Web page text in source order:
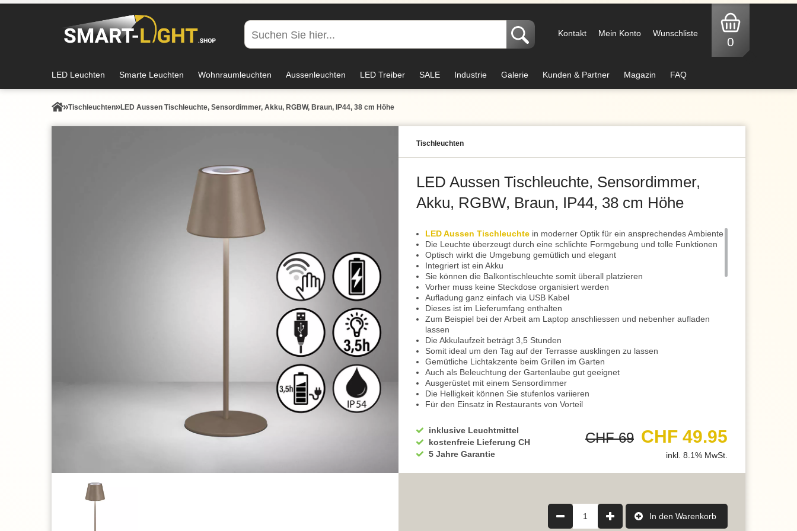
Kontakt Mein Konto Wunschliste
0
LED Leuchten Smarte Leuchten Wohnraumleuchten Aussenleuchten LED Treiber SALE Industrie Galerie Kunden & Partner Magazin FAQ
Tisch­leuchten LED Aussen Tischleuchte, Sensordimmer, Akku, RGBW, Braun, IP44, 38 cm Höhe
Tisch­leuchten
LED Aussen Tischleuchte, Sensordimmer,
Akku, RGBW, Braun, IP44, 38 cm Höhe
LED Aussen Tischleuchte in moderner Optik für ein ansprechendes Ambiente
Die Leuchte überzeugt durch eine schlichte Formgebung und tolle Funktionen
Optisch wirkt die Umgebung gemütlich und elegant
Integriert ist ein Akku
Sie können die Balkontischleuchte somit überall platzieren
Vorher muss keine Steckdose organisiert werden
Aufladung ganz einfach via USB Kabel
Dieses ist im Lieferumfang enthalten
Zum Beispiel bei der Arbeit am Laptop anschliessen und nebenher aufladen
lassen
Die Akkulaufzeit beträgt 3,5 Stunden
Somit ideal um den Tag auf der Terrasse ausklingen zu lassen
Gemütliche Lichtakzente beim Grillen im Garten
Auch als Beleuchtung der Gartenlaube gut geeignet
Ausgerüstet mit einem Sensordimmer
Die Helligkeit können Sie stufenlos variieren
Für den Einsatz in Restaurants von Vorteil
Diese können dann die gewünschte Lichteinstellung vornehmen
Durch die Flexibilität begünstigen Sie das Zufriedenheitsgefühl
Volle Leuchtkraft zum Lesen, Schreiben, Essen zubereiten oder anderen
Tätigkeiten
Ganz sanftes Licht bietet eine romantische Atmosphäre
Ob zu Zweit oder auch mit Freunden und der Familie, das Licht schmeichelt
inklusive Leuchtmittel
kostenfreie Lieferung CH
5 Jahre Garantie
CHF 69 CHF 49.95
inkl. 8.1% MwSt.
1 In den Warenkorb